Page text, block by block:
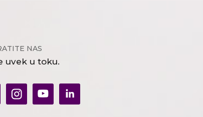
NAS
uvek u toku.